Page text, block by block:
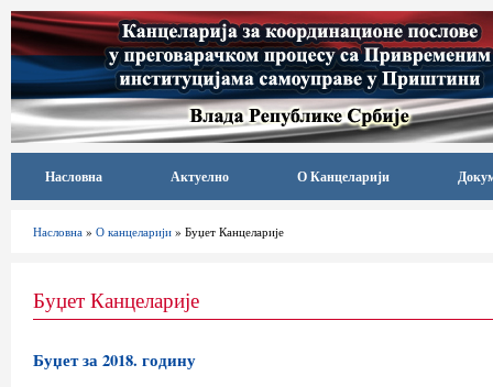
Насловна Актуелно О Канцеларији
Насловна » О канцеларији » Буџет Канцеларије
Буџет Канцеларије
Буџет за 2018. годину